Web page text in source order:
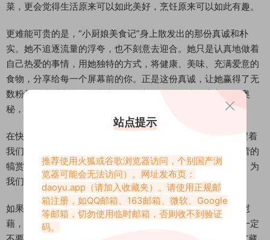
菜，更会觉得生活原来可以如此美好，烹饪原来可以如此有趣。
更难能可贵的是，“小厨娘美食记”身上散发出的那份真诚和朴
实。她不追逐流量的浮夸，也不刻意去迎合。她只是认真地做着
自己热爱的事情，用她独特的方式，将健康、美味、充满爱意的
食物，分享给每一个屏幕前的你。正是这份真诚，让她赢得了无
数粉丝的喜爱和信赖，大家愿意跟着她，一起去探索美食的奥
秘，一起去品味生活的美好。
在快节奏的现代生活中，“小厨娘美食记”就像一股清流，提醒着
我们放慢脚步，感受生活中的点滴美好。她的美食，是给味蕾的
犒赏，更是给心灵的慰藉。她用她的双手，和对美食的热情，为
我们描绘了一幅幅充满温暖和色彩的生活画卷。
如果你也热爱美食，如果你也渴望在忙碌的生活中找到一份慰
藉，如果你也想学习如何将平凡的食材变得不凡，那么，请一定
站点提示
推荐使用火狐或谷歌浏览器访问，个别国产浏
览器可能会无法访问）。网址发布页：
daoyu.app （请加入收藏夹）。请使用正规邮
箱注册，如QQ邮箱、163邮箱、微软、Google
等邮箱，切勿使用临时邮箱，否则收不到验证
码。